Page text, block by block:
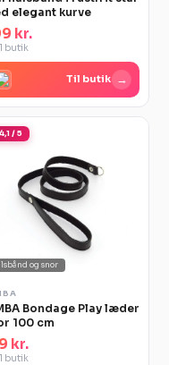
elegant kurve
kr.
butik
Til butik →
/ 5
og snor
Bondage Play læder
100 cm
kr.
butik